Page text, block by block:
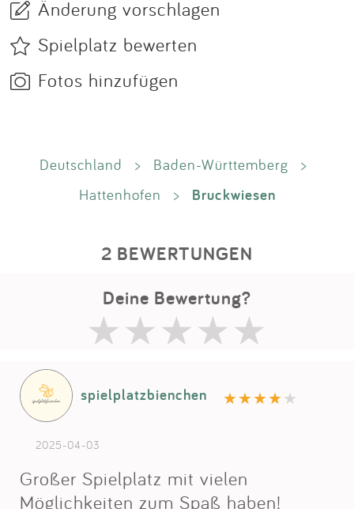
Änderung vorschlagen
Spielplatz bewerten
Fotos hinzufügen
Deutschland > Baden-Württemberg
>
Hattenhofen
> Bruckwiesen
2 BEWERTUNGEN
Deine Bewertung?
spielplatzbienchen
2025-04-03
Großer Spielplatz mit vielen
Möglichkeiten zum Spaß haben!